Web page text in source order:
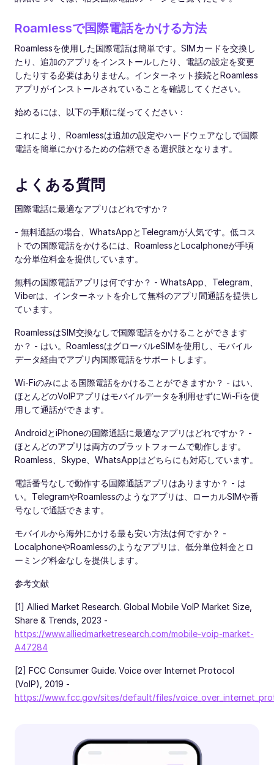
Roamlessで国際電話をかける方法
Roamlessを使用した国際電話は簡単です。SIMカードを交換し
たり、追加のアプリをインストールしたり、電話の設定を変更
したりする必要はありません。インターネット接続とRoamless
アプリがインストールされていることを確認してください。
始めるには、以下の手順に従ってください：
これにより、Roamlessは追加の設定やハードウェアなしで国際
電話を簡単にかけるための信頼できる選択肢となります。
よくある質問
国際電話に最適なアプリはどれですか？
- 無料通話の場合、WhatsAppとTelegramが人気です。低コス
トでの国際電話をかけるには、RoamlessとLocalphoneが手頃
な分単位料金を提供しています。
無料の国際電話アプリは何ですか？ - WhatsApp、Telegram、
Viberは、インターネットを介して無料のアプリ間通話を提供し
ています。
RoamlessはSIM交換なしで国際電話をかけることができます
か？ - はい。RoamlessはグローバルeSIMを使用し、モバイル
データ経由でアプリ内国際電話をサポートします。
Wi-Fiのみによる国際電話をかけることができますか？ - はい、
ほとんどのVoIPアプリはモバイルデータを利用せずにWi-Fiを使
用して通話ができます。
AndroidとiPhoneの国際通話に最適なアプリはどれですか？ -
ほとんどのアプリは両方のプラットフォームで動作します。
Roamless、Skype、WhatsAppはどちらにも対応しています。
電話番号なしで動作する国際通話アプリはありますか？ - は
い。TelegramやRoamlessのようなアプリは、ローカルSIMや番
号なしで通話できます。
モバイルから海外にかける最も安い方法は何ですか？ -
LocalphoneやRoamlessのようなアプリは、低分単位料金とロ
ーミング料金なしを提供します。
参考文献
[1] Allied Market Research. Global Mobile VoIP Market Size,
Share & Trends, 2023 -
https://www.alliedmarketresearch.com/mobile-voip-market-
A47284
[2] FCC Consumer Guide. Voice over Internet Protocol
(VoIP), 2019 -
https://www.fcc.gov/sites/default/files/